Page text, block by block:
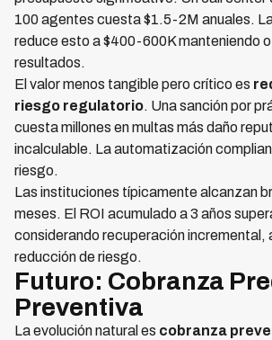
100 agentes cuesta $1.5-2M anuales.
reduce esto a $400-600K manteniendo
resultados.
El valor menos tangible pero crítico es
riesgo regulatorio. Una sanción por
cuesta millones en multas más daño
incalculable. La automatización
riesgo.
Las instituciones típicamente alcanzan
meses. El ROI acumulado a 3 años
considerando recuperación incremental,
reducción de riesgo.
Futuro: Cobranza
Preventiva
La evolución natural es cobranza